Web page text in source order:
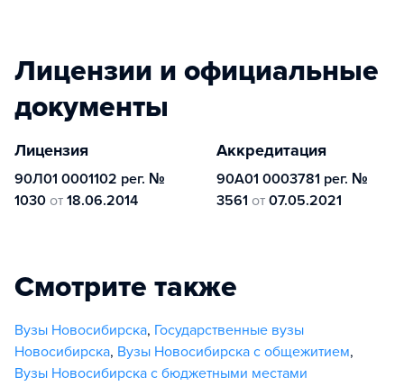
Лицензии и официальные
документы
Лицензия
90Л01 0001102 рег. №
1030 от 18.06.2014
Аккредитация
90А01 0003781 рег. №
3561 от 07.05.2021
Смотрите также
Вузы Новосибирска, Государственные вузы
Новосибирска, Вузы Новосибирска с общежитием,
Вузы Новосибирска с бюджетными местами